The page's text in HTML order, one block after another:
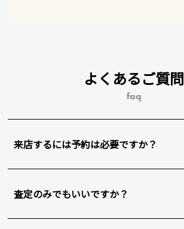
よくあるご質問
faq
来店するには予約は必要ですか？
査定のみでもいいですか？